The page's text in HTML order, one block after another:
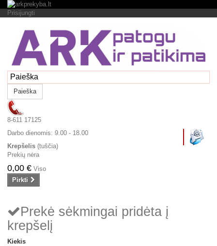
Prisijungti
Paieška
8-611 17125
Darbo dienomis: 9.00 - 18.00
Krepšelis (tuščia)
Prekių nėra
0,00 € Viso
Pirkti
Prekė sėkmingai pridėta į
krepšelį
Kiekis